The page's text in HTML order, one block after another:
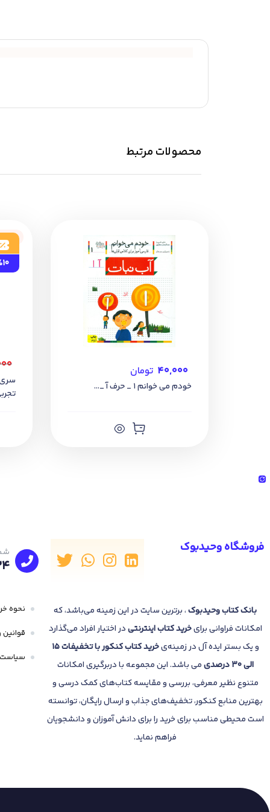
محصولات مرتبط
۴۰,۰۰۰ تومان
خودم می خوانم 1 _ حرف آ _...
فروشگاه وحیدبوک
بانککتاب وحیدبوک، برترین سایت در این زمینه می‌باشد، که
امکانات فراوانی برایخرید کتاباینترنتیدر اختیار افراد می‌گذارد
و یک بستر ایده آل در زمینه‌ی
خرید کتاب کنکور با تخفیفات 15
الی 30 درصدی
می باشد. این مجموعه با دربرگیری امکانات
متنوع نظیر معرفی، بررسی و مقایسه کتاب‌های کمک درسی و
بهترین منابع کنکور، تخفیف‌های جذاب و ارسال رایگان، توانسته
است محیطی مناسب برای خرید را برای دانش آموزان و دانشجویان
فراهم نماید.
نحوه